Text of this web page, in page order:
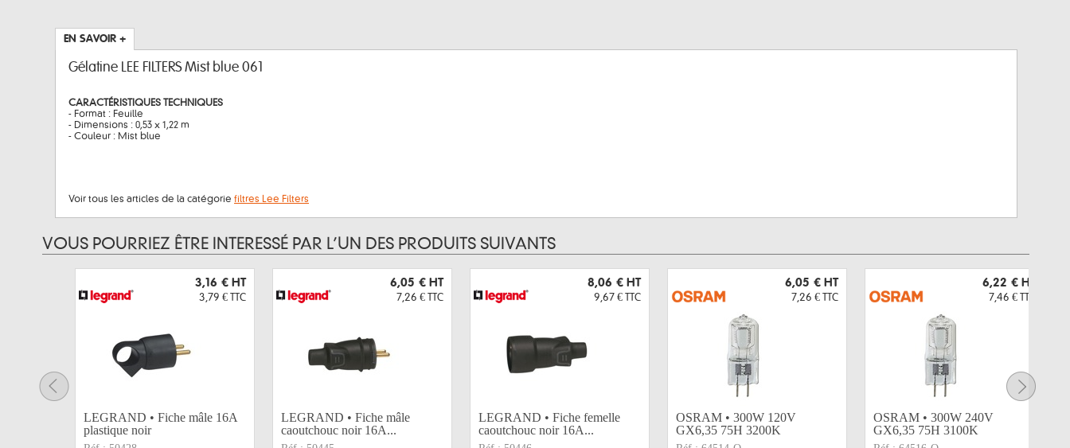
EN SAVOIR +
Gélatine LEE FILTERS Mist blue 061
CARACTÉRISTIQUES TECHNIQUES
- Format : Feuille
- Dimensions : 0,53 x 1,22 m
- Couleur : Mist blue
Voir tous les articles de la catégorie filtres Lee Filters
VOUS POURRIEZ ÊTRE INTERESSÉ PAR L’UN DES PRODUITS SUIVANTS
3,16 € HT
3,79 € TTC
LEGRAND • Fiche mâle 16A
plastique noir
6,05 € HT
7,26 € TTC
LEGRAND • Fiche mâle
caoutchouc noir 16A...
8,06 € HT
9,67 € TTC
LEGRAND • Fiche femelle
caoutchouc noir 16A...
6,05 € HT
7,26 € TTC
OSRAM • 300W 120V
GX6,35 75H 3200K
6,22 € HT
7,46 € TTC
OSRAM • 300W 240V
GX6,35 75H 3100K